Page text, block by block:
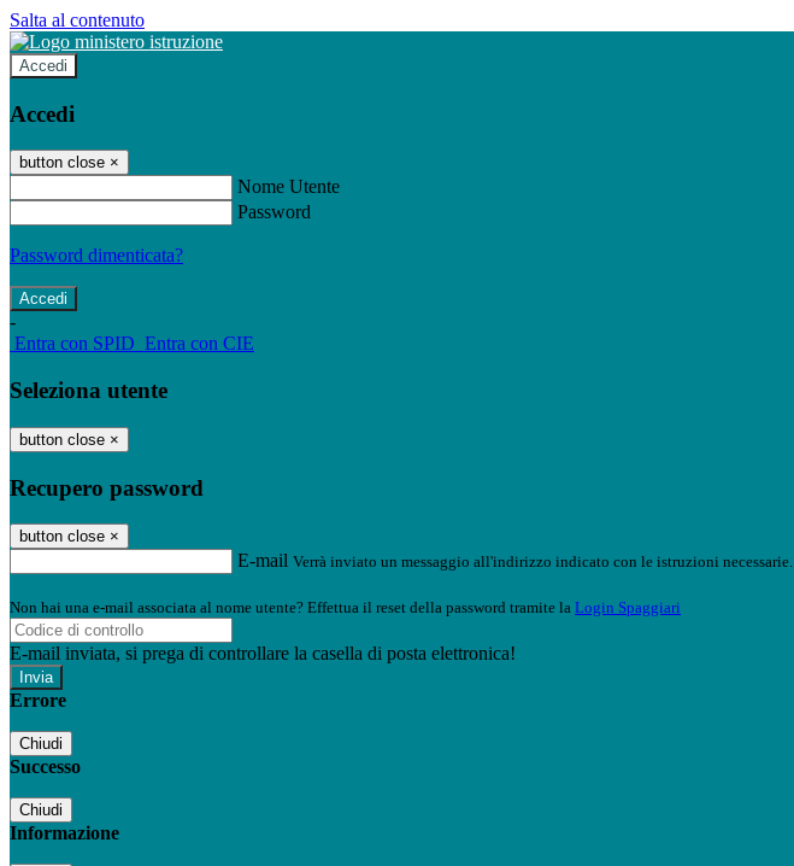
Salta al contenuto
Accedi
Accedi
button close ×
Nome Utente
Password
Password dimenticata?
-
Entra con SPID Entra con CIE
Seleziona utente
button close ×
Recupero password
button close ×
E-mail Verrà inviato un messaggio all'indirizzo indicato con le istruzioni necessarie.
Non hai una e-mail associata al nome utente? Effettua il reset della password tramite la Login Spaggiari
E-mail inviata, si prega di controllare la casella di posta elettronica!
Errore
Chiudi
Successo
Chiudi
Informazione